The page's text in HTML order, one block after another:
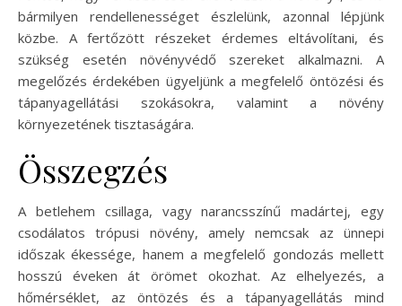
bármilyen rendellenességet észlelünk, azonnal lépjünk
közbe. A fertőzött részeket érdemes eltávolítani, és
szükség esetén növényvédő szereket alkalmazni. A
megelőzés érdekében ügyeljünk a megfelelő öntözési és
tápanyagellátási szokásokra, valamint a növény
környezetének tisztaságára.
Összegzés
A betlehem csillaga, vagy narancsszínű madártej, egy
csodálatos trópusi növény, amely nemcsak az ünnepi
időszak ékessége, hanem a megfelelő gondozás mellett
hosszú éveken át örömet okozhat. Az elhelyezés, a
hőmérséklet, az öntözés és a tápanyagellátás mind